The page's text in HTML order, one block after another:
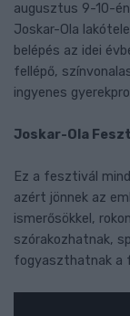
augusztus 9-10-
Joskar-Ola
belépés az idei
fellépő,
ingyenes
Joskar-Ola
Ez a fesztivál
azért jönnek az
ismerősökkel,
szórakozhatnak,
fogyaszthatnak a